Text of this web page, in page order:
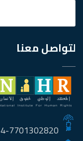
لتواصل معنا